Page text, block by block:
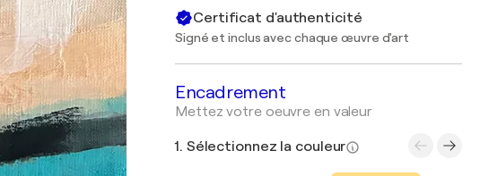
Certificat d'authenticité
Signé et inclus avec chaque œuvre d'art
Encadrement
Mettez votre oeuvre en valeur
1. Sélectionnez la couleur